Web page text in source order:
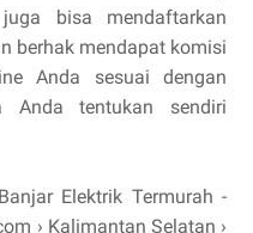
bisa mendaftarkan
berhak mendapat komisi
Anda sesuai dengan
Anda tentukan sendiri
Elektrik Termurah -
› Kalimantan Selatan ›